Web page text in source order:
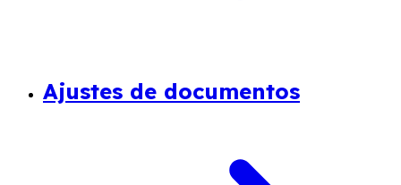
Ajustes de documentos